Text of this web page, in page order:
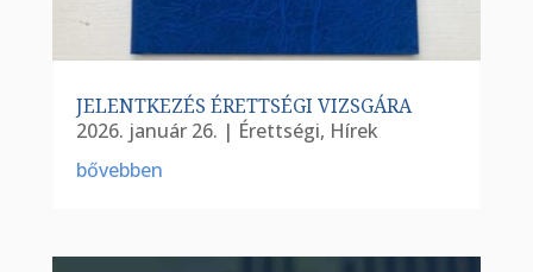
JELENTKEZÉS ÉRETTSÉGI VIZSGÁRA
2026. január 26. | Érettségi, Hírek
bővebben